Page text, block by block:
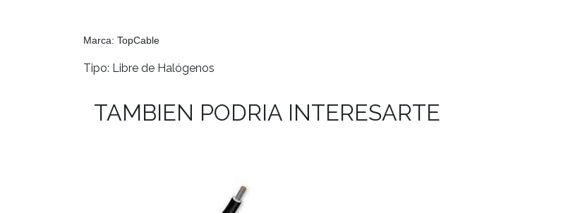
Marca: TopCable
Tipo: Libre de Halógenos
TAMBIEN PODRIA INTERESARTE